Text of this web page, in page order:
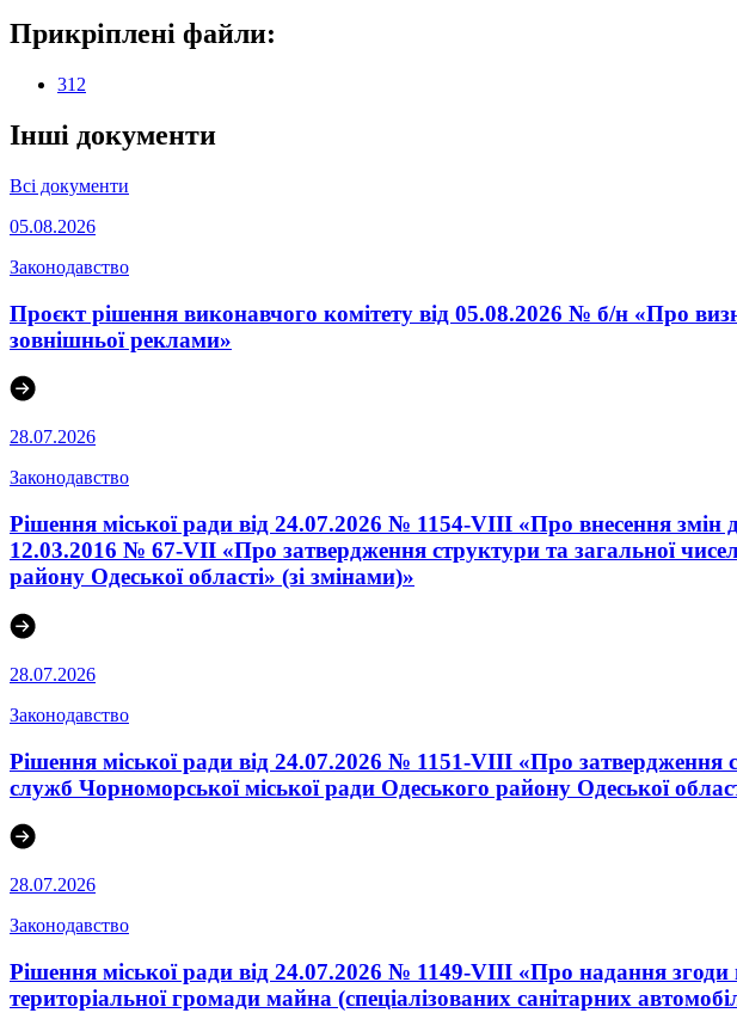
Прикріплені файли:
312
Інші документи
Всі документи
05.08.2026
Законодавство
Проєкт рішення виконавчого комітету від 05.08.2026 № б/н «Про
зовнішньої реклами»
28.07.2026
Законодавство
Рішення міської ради від 24.07.2026 № 1154-VIII «Про внесення змін
12.03.2016 № 67-VІI «Про затвердження структури та загальної
району Одеської області» (зі змінами)»
28.07.2026
Законодавство
Рішення міської ради від 24.07.2026 № 1151-VIII «Про затвердження
служб Чорноморської міської ради Одеського району Одеської
28.07.2026
Законодавство
Рішення міської ради від 24.07.2026 № 1149-VIII «Про надання згоди
територіальної громади майна (спеціалізованих санітарних